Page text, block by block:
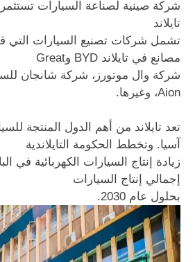
شركة صينية لصناعة السيارات
تايلاند
تشمل شركات تصنيع السيارات التي
مصانع في تايلاند BYD وGreat
Aion، وغيرها.
تعد تايلاند من أهم الدول المنتجة
آسيا. وتخطط الحكومة التايلاندية
إجمالي إنتاج السيارات
بحلول عام 2030.